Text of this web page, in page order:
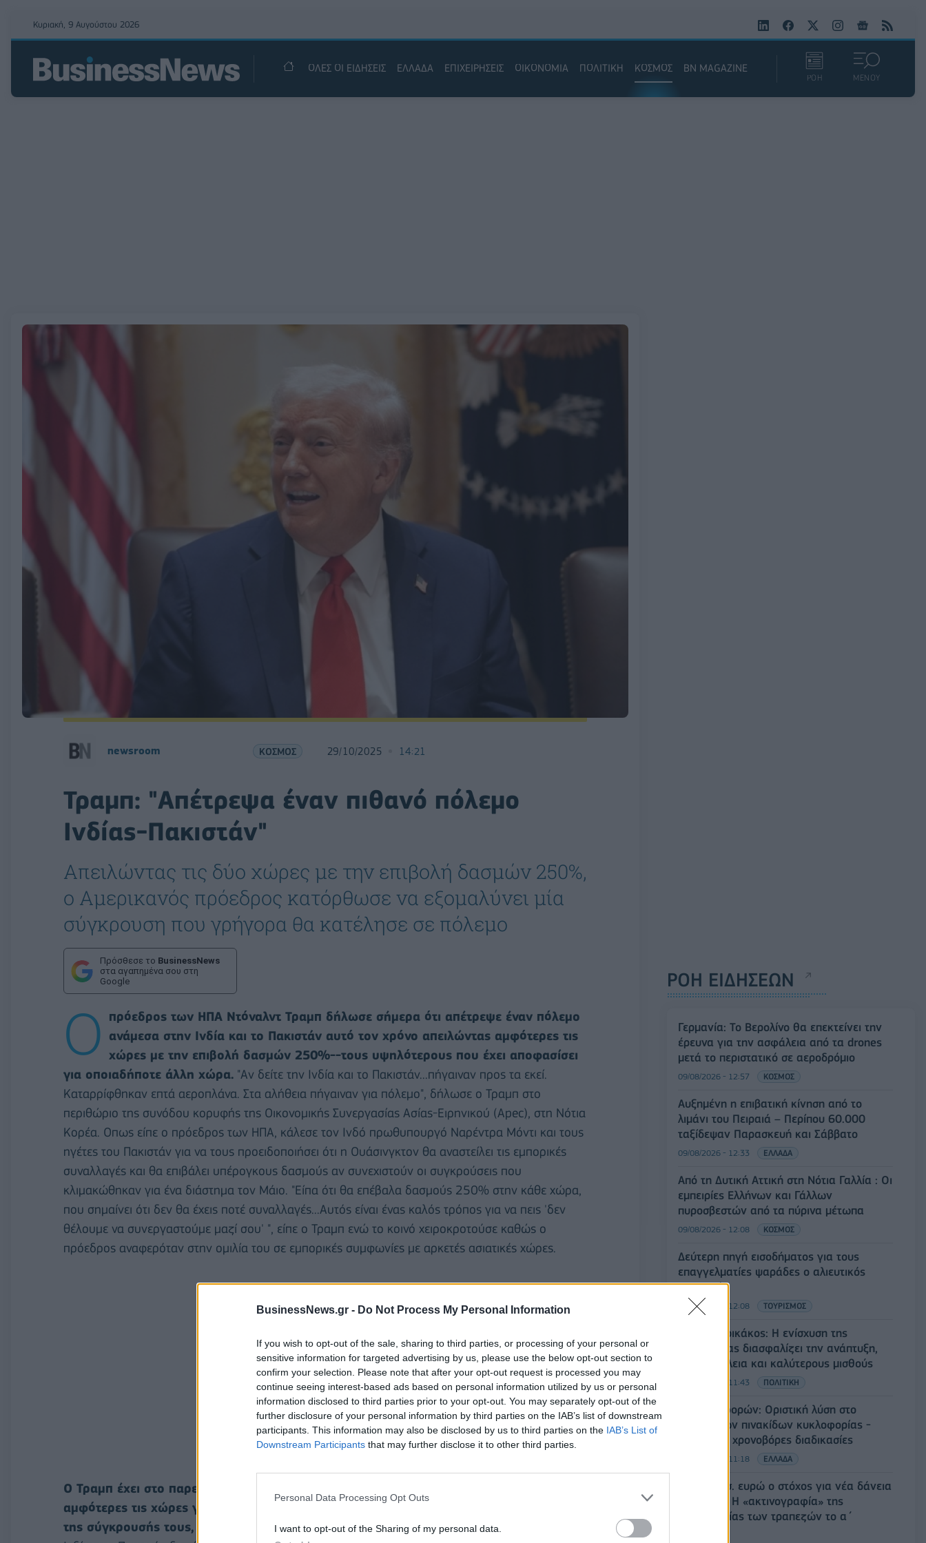
BusinessNews.gr - Do Not Process My Personal Information
If you wish to opt-out of the sale, sharing to third parties, or processing of your personal or
sensitive information for targeted advertising by us, please use the below opt-out section to
confirm your selection. Please note that after your opt-out request is processed you may
continue seeing interest-based ads based on personal information utilized by us or personal
information disclosed to third parties prior to your opt-out. You may separately opt-out of the
further disclosure of your personal information by third parties on the IAB’s list of downstream
participants. This information may also be disclosed by us to third parties on the IAB’s List of
Downstream Participants that may further disclose it to other third parties.
Personal Data Processing Opt Outs
I want to opt-out of the Sharing of my personal data.
Κυριακή, 9 Αυγούστου 2026
ΟΛΕΣ ΟΙ ΕΙΔΗΣΕΙΣ ΕΛΛΑΔΑ ΕΠΙΧΕΙΡΗΣΕΙΣ ΟΙΚΟΝΟΜΙΑ ΠΟΛΙΤΙΚΗ ΚΟΣΜΟΣ BN MAGAZINE
ΡΟΗ ΜΕΝΟΥ
newsroom ΚΟΣΜΟΣ 29/10/2025 14:21
Τραμπ: "Απέτρεψα έναν πιθανό πόλεμο
Ινδίας-Πακιστάν"
Aπειλώντας τις δύο χώρες με την επιβολή δασμών 250%,
ο Αμερικανός πρόεδρος κατόρθωσε να εξομαλύνει μία
σύγκρουση που γρήγορα θα κατέλησε σε πόλεμο
Πρόσθεσε το BusinessNews
στα αγαπημένα σου στη
Google
Ο
πρόεδρος των ΗΠΑ Ντόναλντ Τραμπ δήλωσε σήμερα ότι απέτρεψε έναν πόλεμο
ανάμεσα στην Ινδία και το Πακιστάν αυτό τον χρόνο απειλώντας αμφότερες τις
χώρες με την επιβολή δασμών 250%--τους υψηλότερους που έχει αποφασίσει
για οποιαδήποτε άλλη χώρα. "Αν δείτε την Ινδία και το Πακιστάν...πήγαιναν προς τα εκεί.
Καταρρίφθηκαν επτά αεροπλάνα. Στα αλήθεια πήγαιναν για πόλεμο", δήλωσε ο Τραμπ στο
περιθώριο της συνόδου κορυφής της Οικονομικής Συνεργασίας Ασίας-Ειρηνικού (Apec), στη Νότια
Κορέα. Οπως είπε ο πρόεδρος των ΗΠΑ, κάλεσε τον Ινδό πρωθυπουργό Ναρέντρα Μόντι και τους
ηγέτες του Πακιστάν για να τους προειδοποιήσει ότι η Ουάσινγκτον θα αναστείλει τις εμπορικές
συναλλαγές και θα επιβάλει υπέρογκους δασμούς αν συνεχιστούν οι συγκρούσεις που
κλιμακώθηκαν για ένα διάστημα τον Μάιο. "Είπα ότι θα επέβαλα δασμούς 250% στην κάθε χώρα,
που σημαίνει ότι δεν θα έχεις ποτέ συναλλαγές...Αυτός είναι ένας καλός τρόπος για να πεις 'δεν
θέλουμε να συνεργαστούμε μαζί σου' ", είπε ο Τραμπ ενώ το κοινό χειροκροτούσε καθώς ο
πρόεδρος αναφερόταν στην ομιλία του σε εμπορικές συμφωνίες με αρκετές ασιατικές χώρες.
Ο Τραμπ έχει στο παρελθόν αναφερθεί και πάλι σε παρόμοιες προειδοποιήσεις προς
αμφότερες τις χώρες για αναστολή των εμπορικών σχέσεων μαζί τους, στη διάρκεια
της σύγκρουσής τους, ισχυρισμούς που η Ινδία έχει απορρίψει. Τα υπουργεία Εξωτερικών
ΡΟΗ ΕΙΔΗΣΕΩΝ
Γερμανία: Το Βερολίνο θα επεκτείνει την
έρευνα για την ασφάλεια από τα drones
μετά το περιστατικό σε αεροδρόμιο
09/08/2026 - 12:57 ΚΟΣΜΟΣ
Αυξημένη η επιβατική κίνηση από το
λιμάνι του Πειραιά – Περίπου 60.000
ταξίδεψαν Παρασκευή και Σάββατο
09/08/2026 - 12:33 ΕΛΛΑΔΑ
Από τη Δυτική Αττική στη Νότια Γαλλία : Οι
εμπειρίες Ελλήνων και Γάλλων
πυροσβεστών από τα πύρινα μέτωπα
09/08/2026 - 12:08 ΚΟΣΜΟΣ
Δεύτερη πηγή εισοδήματος για τους
επαγγελματίες ψαράδες ο αλιευτικός
τουρισμός
09/08/2026 - 12:08 ΤΟΥΡΙΣΜΟΣ
Τ. Θεοδωρικάκος: Η ενίσχυση της
βιομηχανίας διασφαλίζει την ανάπτυξη,
την ασφάλεια και καλύτερους μισθούς
09/08/2026 - 11:43 ΠΟΛΙΤΙΚΗ
Υπ. Μεταφορών: Οριστική λύση στο
ζήτημα των πινακίδων κυκλοφορίας -
Τέλος στις χρονοβόρες διαδικασίες
09/08/2026 - 11:18 ΕΛΛΑΔΑ
Στα 15 δισ. ευρώ ο στόχος για νέα δάνεια
το 2026 - Η «ακτινογραφία» της
κερδοφορίας των τραπεζών το α΄